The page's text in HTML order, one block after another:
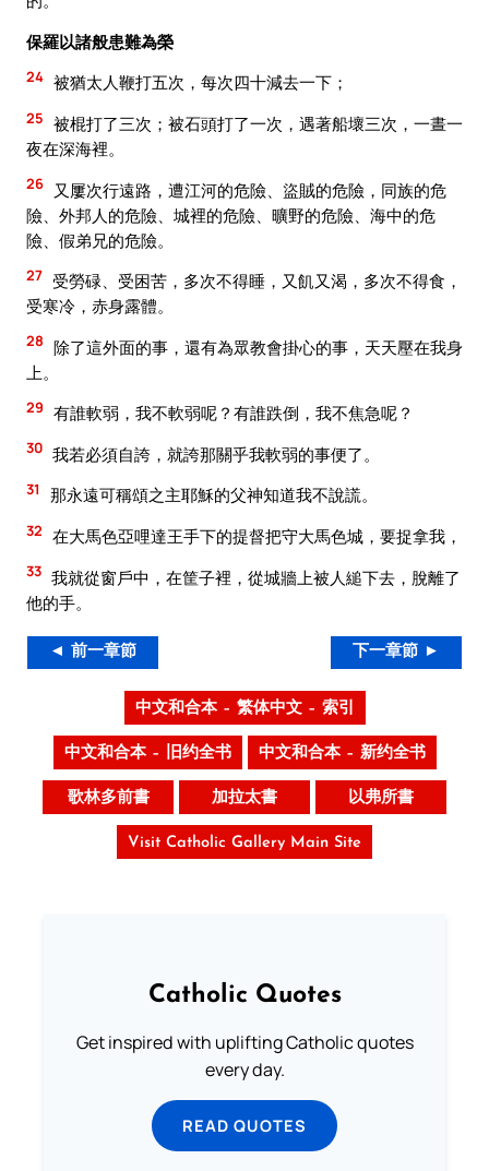
保羅以諸般患難為榮
24 被猶太人鞭打五次，每次四十減去一下；
25 被棍打了三次；被石頭打了一次，遇著船壞三次，一晝一
夜在深海裡。
26
又屢次行遠路，遭江河的危險、盜賊的危險，同族的危
險、外邦人的危險、城裡的危險、曠野的危險、海中的危
險、假弟兄的危險。
27 受勞碌、受困苦，多次不得睡，又飢又渴，多次不得食，
受寒冷，赤身露體。
28 除了這外面的事，還有為眾教會掛心的事，天天壓在我身
上。
29 有誰軟弱，我不軟弱呢？有誰跌倒，我不焦急呢？
30 我若必須自誇，就誇那關乎我軟弱的事便了。
31 那永遠可稱頌之主耶穌的父神知道我不說謊。
32 在大馬色亞哩達王手下的提督把守大馬色城，要捉拿我，
33 我就從窗戶中，在筐子裡，從城牆上被人縋下去，脫離了
他的手。
◄ 前一章節 下一章節 ►
中文和合本 – 繁体中文 – 索引
中文和合本 – 旧约全书 中文和合本 – 新约全书
歌林多前書 加拉太書 以弗所書
Visit Catholic Gallery Main Site
Catholic Quotes
Get inspired with uplifting Catholic quotes
every day.
READ QUOTES